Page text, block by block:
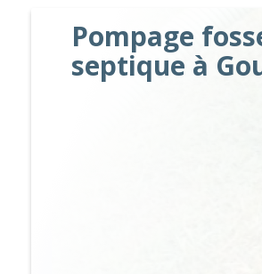
Pompage
septique à